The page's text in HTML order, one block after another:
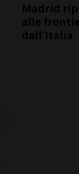
Madrid
alle
dall'Italia